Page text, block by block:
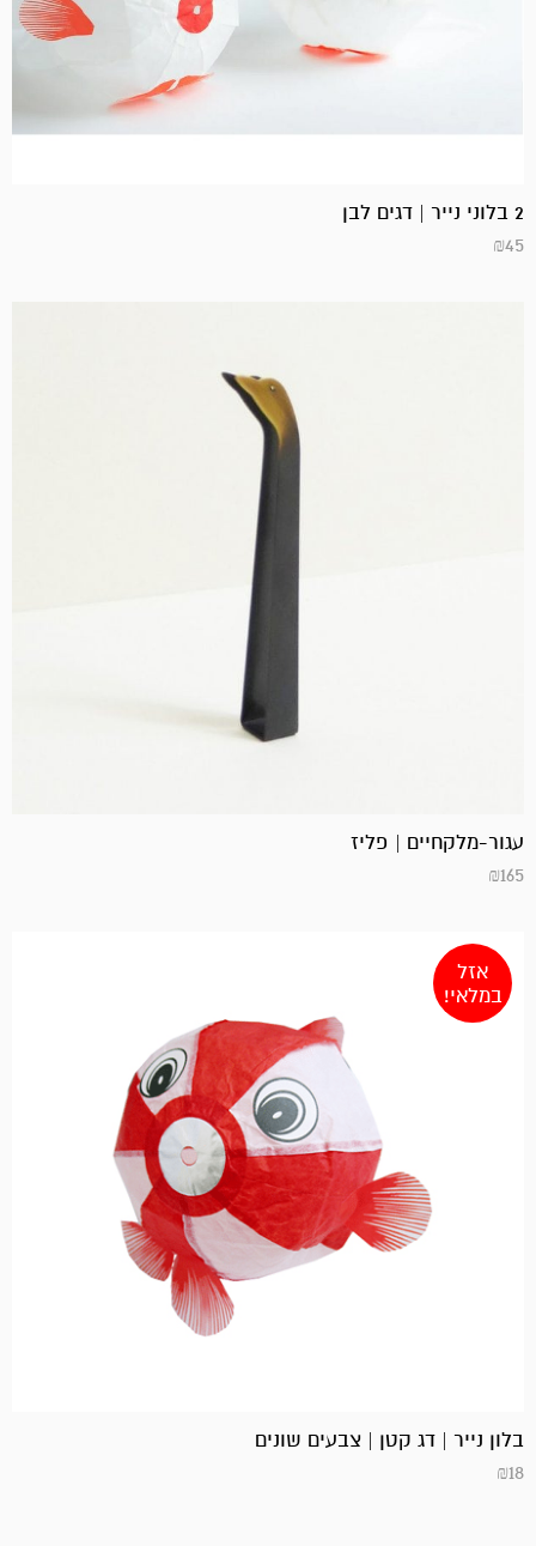
2 בלוני נייר | דגים לבן
₪45
עגור-מלקחיים | פליז
₪165
אזל
במלאי!
בלון נייר | דג קטן | צבעים שונים
₪18